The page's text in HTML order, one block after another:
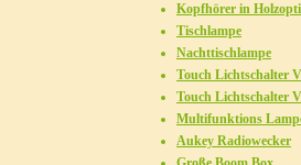
Kopfhörer in
Tischlampe
Nachttischlampe
Touch Lichtschalter
Touch Lichtschalter
Multifunktions
Aukey Radiowecker